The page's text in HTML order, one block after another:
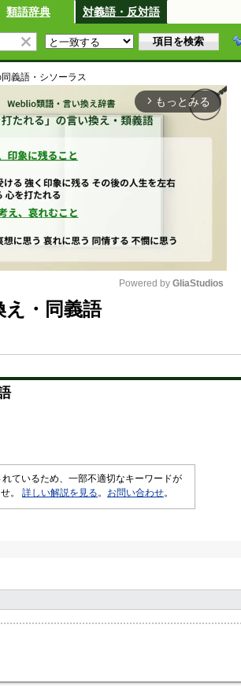
類語辞典 対義語・反対語
同義語・シソーラス
arrow_forward_ios もっとみる
Powered by GliaStudios
え・同義語
ているため、一部不適切なキーワードが
。 詳しい解説を見る 。 お問い合わせ。